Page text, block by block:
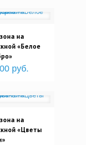
на
«Белое
руб.
на
«Цветы